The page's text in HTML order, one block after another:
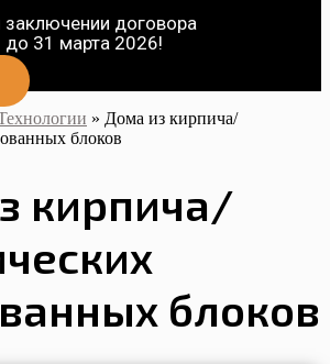
заключении договора
до 31 марта 2026!
» Дома из кирпича/
блоков
кирпича/
блоков